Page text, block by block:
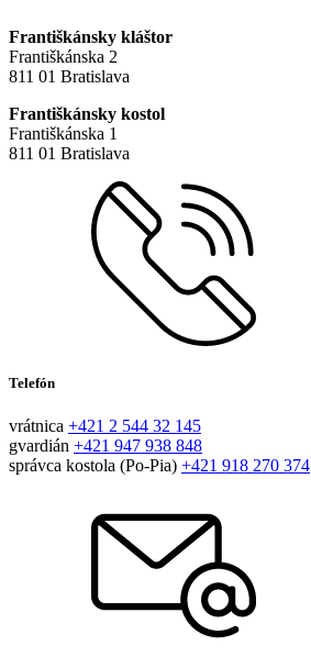
Františkánsky kláštor
Františkánska 2
811 01 Bratislava
Františkánsky kostol
Františkánska 1
811 01 Bratislava
Telefón
vrátnica +421 2 544 32 145
gvardián +421 947 938 848
správca kostola (Po-Pia) +421 918 270 374